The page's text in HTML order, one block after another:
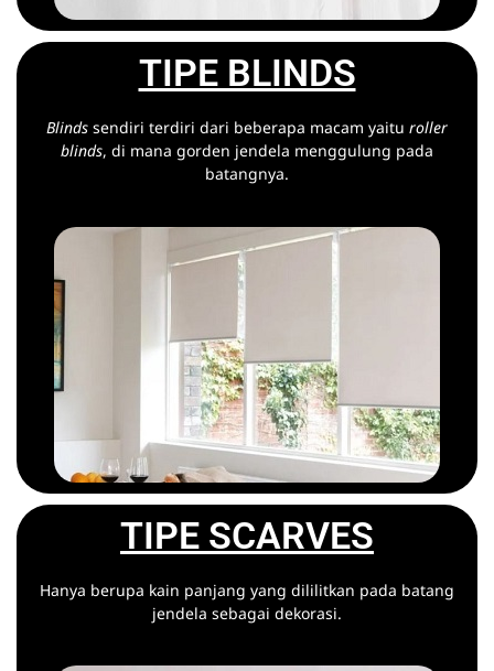
TIPE BLINDS
Blinds sendiri terdiri dari beberapa macam yaitu roller
blinds, di mana gorden jendela menggulung pada
batangnya.
TIPE SCARVES
Hanya berupa kain panjang yang dililitkan pada batang
jendela sebagai dekorasi.